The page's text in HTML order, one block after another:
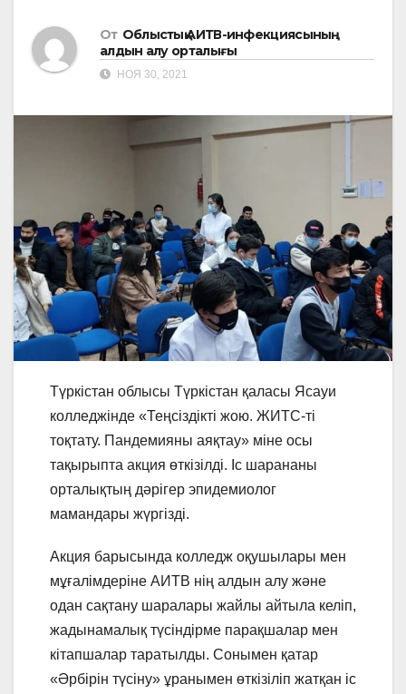
От Облыстық АИТВ-инфекциясының
алдын алу орталығы
НОЯ 30, 2021
Түркістан облысы Түркістан қаласы Ясауи
колледжінде «Теңсіздікті жою. ЖИТС-ті
тоқтату. Пандемияны аяқтау» міне осы
тақырыпта акция өткізілді. Іс шарананы
орталықтың дәрігер эпидемиолог
мамандары жүргізді.
Акция барысында колледж оқушылары мен
мұғалімдеріне АИТВ нің алдын алу және
одан сақтану шаралары жайлы айтыла келіп,
жадынамалық түсіндірме парақшалар мен
кітапшалар таратылды. Сонымен қатар
«Әрбірін түсіну» ұранымен өткізіліп жатқан іс